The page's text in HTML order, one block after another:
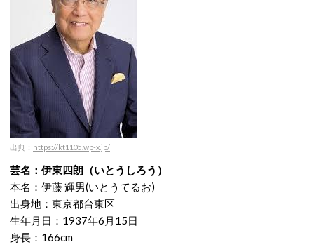
出典： https://kt1105.wp-x.jp/
芸名：伊東四朗（いとうしろう）
本名：伊藤 輝男(いとうてるお)
出身地：東京都台東区
生年月日：1937年6月15日
身長：166cm